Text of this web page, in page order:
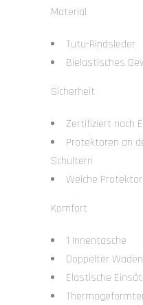
Material
Tutu-Rindsleder
Bielastisches
Sicherheit
Zertifiziert nach
Protektoren an
Schultern
Weiche
Komfort
1 Innentasche
Doppelter
Elastische